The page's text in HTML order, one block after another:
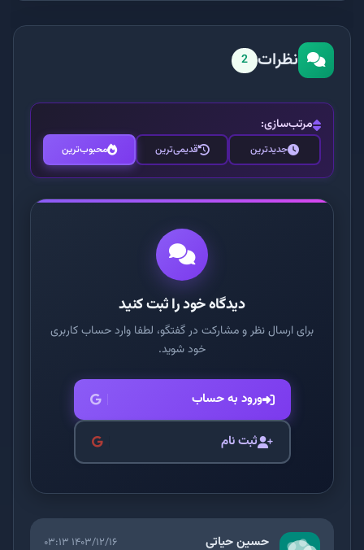
نظرات 2
مرتب‌سازی:
جدیدترین قدیمی‌ترین محبوب‌ترین
دیدگاه خود را ثبت کنید
برای ارسال نظر و مشارکت در گفتگو، لطفا وارد حساب کاربری
خود شوید.
ورود به حساب
ثبت نام
حسین حیاتی ۱۴۰۳/۱۲/۱۶ ۰۳:۱۳